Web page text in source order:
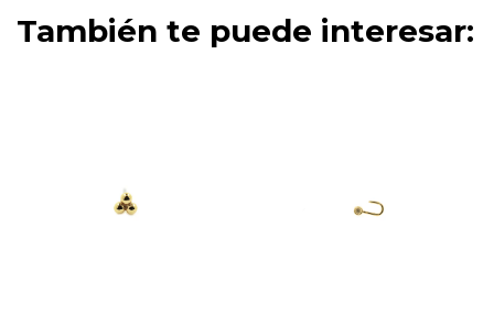
También te puede interesar: